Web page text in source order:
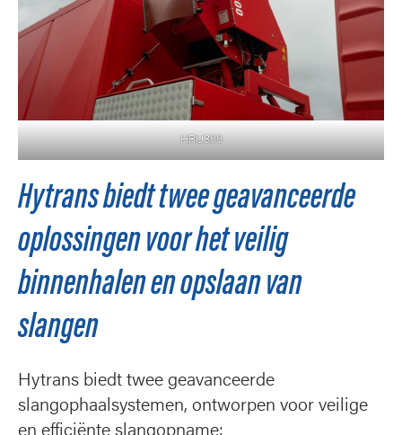
HRU300
Hytrans biedt twee geavanceerde
oplossingen voor het veilig
binnenhalen en opslaan van
slangen
Hytrans biedt twee geavanceerde
slangophaalsystemen, ontworpen voor veilige